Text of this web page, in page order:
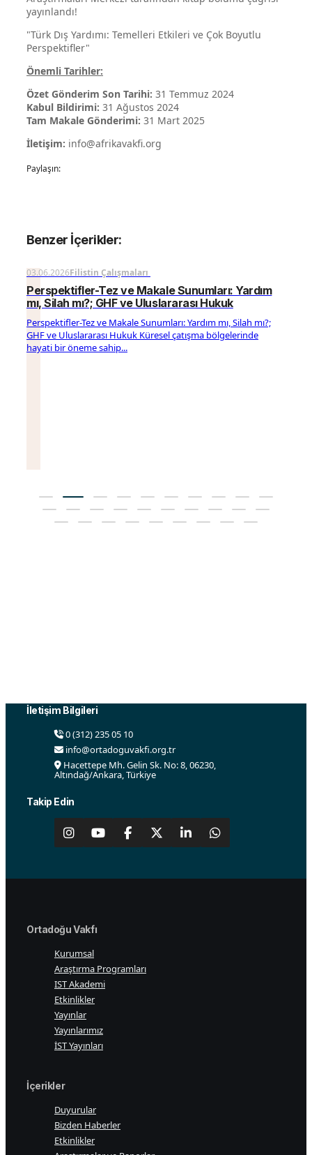
yayınlandı!
"Türk Dış Yardımı: Temelleri Etkileri ve Çok Boyutlu
Perspektifler"
Önemli Tarihler:
Özet Gönderim Son Tarihi: 31 Temmuz 2024
Kabul Bildirimi: 31 Ağustos 2024
Tam Makale Gönderimi: 31 Mart 2025
İletişim: info@afrikavakfi.org
Paylaşın:
Benzer İçerikler:
03.06.2026Filistin Çalışmaları
Perspektifler-Tez ve Makale Sunumları: Yardım
mı, Silah mı?; GHF ve Uluslararası Hukuk
Perspektifler-Tez ve Makale Sunumları: Yardım mı, Silah mı?;
GHF ve Uluslararası Hukuk Küresel çatışma bölgelerinde
hayati bir öneme sahip...
İletişim Bilgileri
0 (312) 235 05 10
info@ortadoguvakfi.org.tr
Hacettepe Mh. Gelin Sk. No: 8, 06230,
Altındağ/Ankara, Türkiye
Takip Edin
Ortadoğu Vakfı
Kurumsal
Araştırma Programları
IST Akademi
Etkinlikler
Yayınlar
Yayınlarımız
İST Yayınları
İçerikler
Duyurular
Bizden Haberler
Etkinlikler